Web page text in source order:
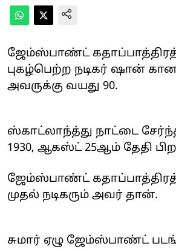
ஜேம்ஸ்பாண்ட்
புகழ்பெற்ற நடிகர் ஷான்
அவருக்கு வயது 90.
ஸ்காட்லாந்த்து நாட்டை
1930, ஆகஸ்ட் 25ஆம் தேதி
ஜேம்ஸ்பாண்ட்
முதல் நடிகரும் அவர் தான்.
சுமார் ஏழு ஜேம்ஸ்பாண்ட்